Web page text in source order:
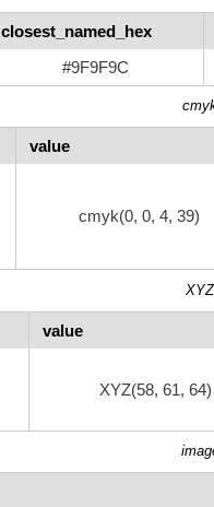
closest_named_hex
#9F9F9C
value
cmyk(0, 0, 4, 39)
XYZ
value
XYZ(58, 61, 64)